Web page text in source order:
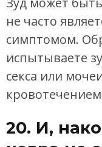
не часто
симптомом.
испытываете
секса или
20. И,